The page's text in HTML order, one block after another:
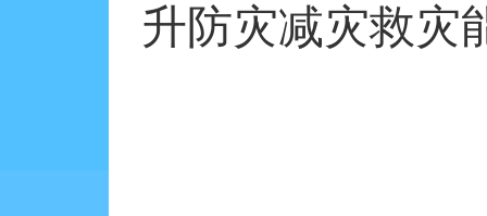
升防灾减灾救灾